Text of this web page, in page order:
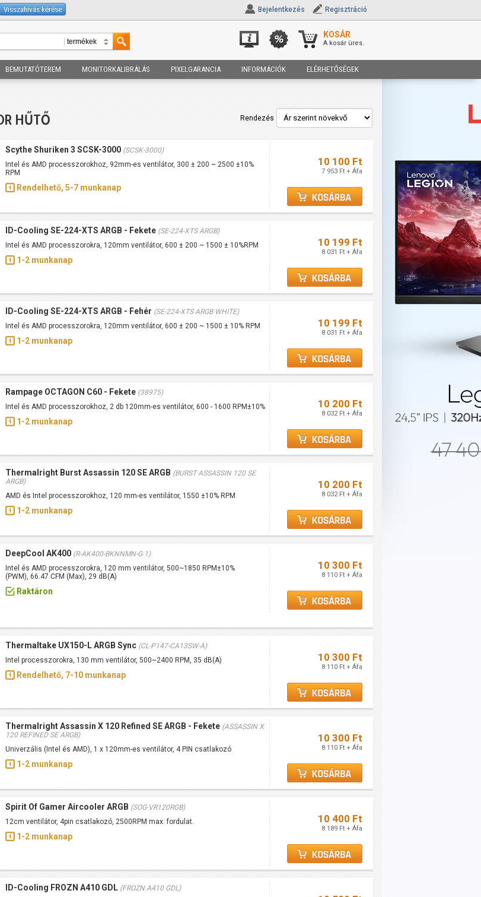
Visszahívás kérése Bejelentkezés Regisztráció
KOSÁR
A kosár üres.
BEMUTATÓTEREM MONITORKALIBRÁLÁS PIXELGARANCIA INFORMÁCIÓK ELÉRHETŐSÉGEK
HŰTŐ Rendezés
Scythe Shuriken 3 SCSK-3000 (SCSK-3000)
Intel és AMD processzorokhoz, 92mm-es ventilátor, 300 ± 200 ~ 2500 ±10%
RPM
Rendelhető, 5-7 munkanap
10 100 Ft
7 953 Ft + Áfa
ID-Cooling SE-224-XTS ARGB - Fekete (SE-224-XTS ARGB)
Intel és AMD processzorokra, 120mm ventilátor, 600 ± 200 ~ 1500 ± 10%RPM
1-2 munkanap
10 199 Ft
8 031 Ft + Áfa
ID-Cooling SE-224-XTS ARGB - Fehér (SE-224-XTS ARGB WHITE)
Intel és AMD processzorokra, 120mm ventilátor, 600 ± 200 ~ 1500 ± 10% RPM
1-2 munkanap
10 199 Ft
8 031 Ft + Áfa
Rampage OCTAGON C60 - Fekete (38975)
Intel és AMD processzorokhoz, 2 db 120mm-es ventilátor, 600 - 1600 RPM±10%
1-2 munkanap
10 200 Ft
8 032 Ft + Áfa
Thermalright Burst Assassin 120 SE ARGB (BURST ASSASSIN 120 SE
ARGB)
AMD és Intel processzorokhoz, 120 mm-es ventilátor, 1550 ±10% RPM
1-2 munkanap
10 200 Ft
8 032 Ft + Áfa
DeepCool AK400 (R-AK400-BKNNMN-G-1)
Intel és AMD processzorokra, 120 mm ventilátor, 500~1850 RPM±10%
(PWM), 66.47 CFM (Max), 29 dB(A)
Raktáron
10 300 Ft
8 110 Ft + Áfa
Thermaltake UX150-L ARGB Sync (CL-P147-CA13SW-A)
Intel processzorokra, 130 mm ventilátor, 500~2400 RPM, 35 dB(A)
Rendelhető, 7-10 munkanap
10 300 Ft
8 110 Ft + Áfa
Thermalright Assassin X 120 Refined SE ARGB - Fekete (ASSASSIN X
120 REFINED SE ARGB)
Univerzális (Intel és AMD), 1 x 120mm-es ventilátor, 4 PIN csatlakozó
1-2 munkanap
10 300 Ft
8 110 Ft + Áfa
Spirit Of Gamer Aircooler ARGB (SOG-VR120RGB)
12cm ventilátor, 4pin csatlakozó, 2500RPM max. fordulat.
1-2 munkanap
10 400 Ft
8 189 Ft + Áfa
ID-Cooling FROZN A410 GDL (FROZN A410 GDL)